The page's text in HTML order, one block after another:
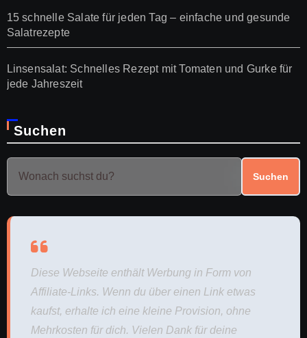
15 schnelle Salate für jeden Tag – einfache und gesunde
Salatrezepte
Linsensalat: Schnelles Rezept mit Tomaten und Gurke für
jede Jahreszeit
Suchen
Suchen
Diese Webseite enthält Werbung in Form von
Affiliate-Links. Wenn du über einen Link etwas
kaufst, erhalte ich eine kleine Provision, ohne
Mehrkosten für dich. Vielen Dank für deine